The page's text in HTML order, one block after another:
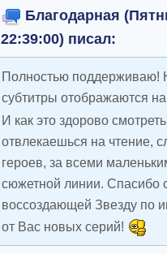
Благодарная
22:39:00) писал:
Полностью поддерживаю!
субтитры отображаются
И как это здорово
отвлекаешься на чтение,
героев, за всеми
сюжетной линии. Спасибо
воссоздающей Звезду по
от Вас новых серий!